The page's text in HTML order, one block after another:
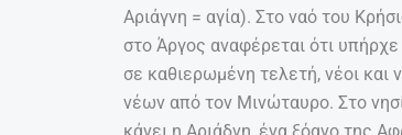
Αριάγνη = αγία). Στο ναό του
στο Άργος αναφέρεται ότι
σε καθιερωμένη τελετή, νέοι
νέων από τον Μινώταυρο. Στο
κάνει η Αριάδνη, ένα ξόανο της